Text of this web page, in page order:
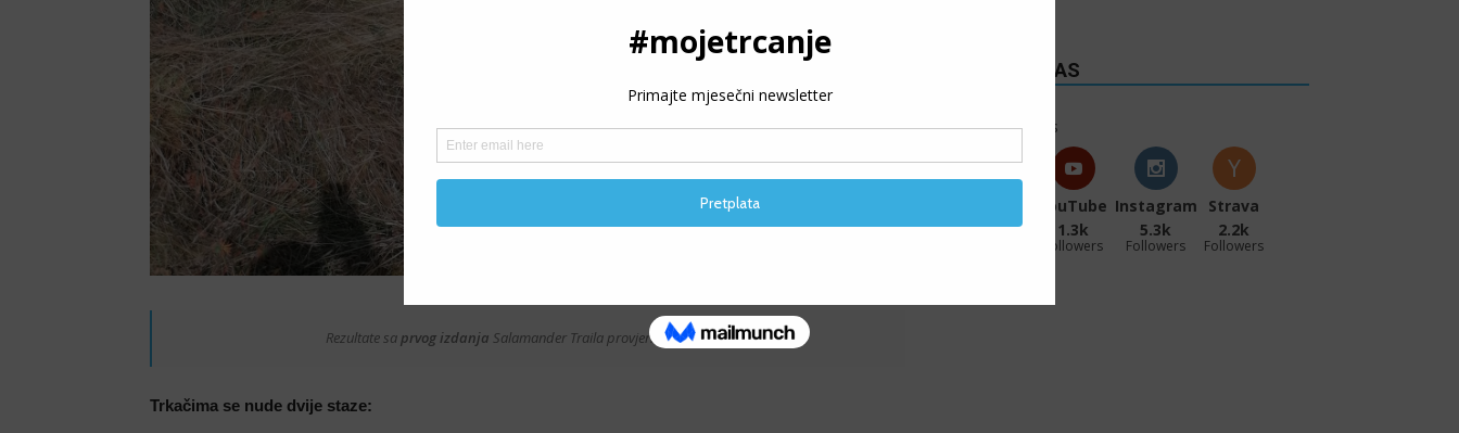
Rezultate saprvog izdanja Salamander Traila provjerite naLINK-u.
Trkačima se nude dvije staze:
PRATITE NAS
36k Follows
27.1k
YouTube
1.3k
Followers
Instagram
5.3k
Followers
Strava
2.2k
Followers